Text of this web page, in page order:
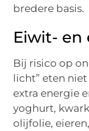
bredere basis.
Eiwit- en
Bij risico op
licht” eten
extra energie
yoghurt,
olijfolie,